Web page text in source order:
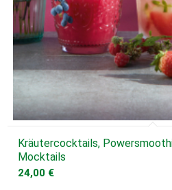
Kräutercocktails,
Mocktails
24,00 €